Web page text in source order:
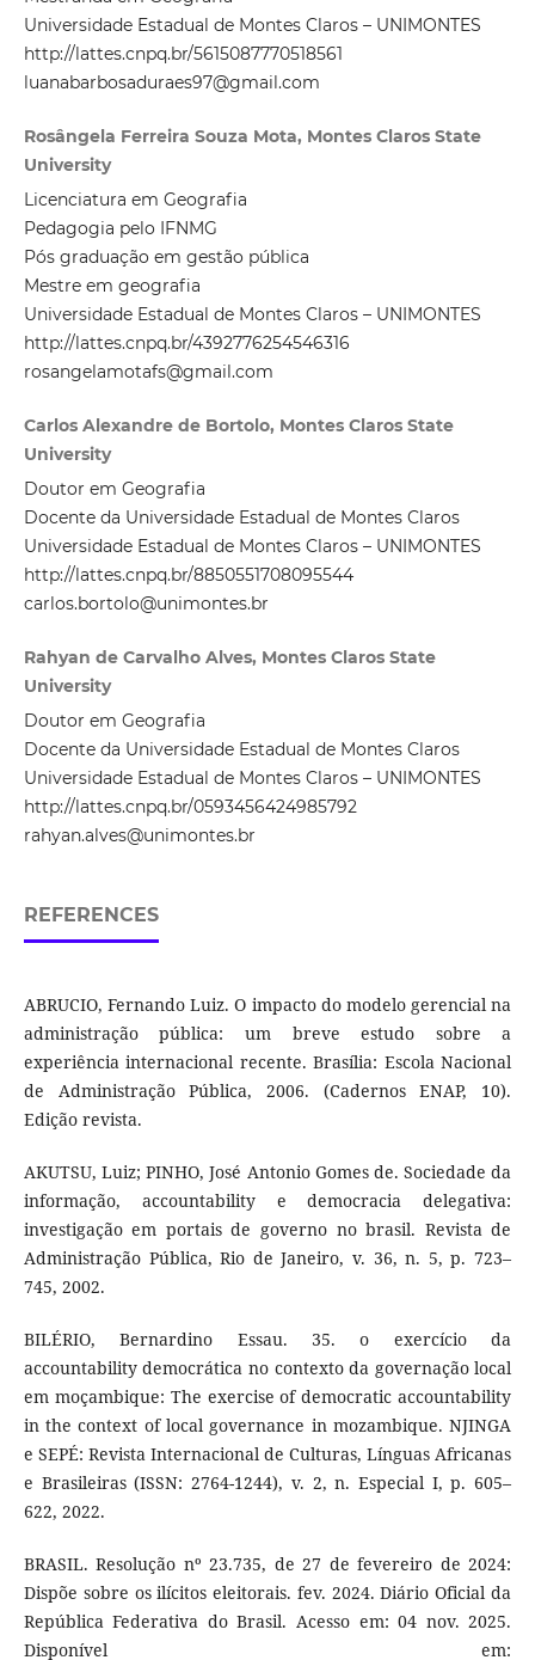
Universidade Estadual de Montes Claros – UNIMONTES
http://lattes.cnpq.br/5615087770518561
luanabarbosaduraes97@gmail.com
Rosângela Ferreira Souza Mota, Montes Claros State
University
Licenciatura em Geografia
Pedagogia pelo IFNMG
Pós graduação em gestão pública
Mestre em geografia
Universidade Estadual de Montes Claros – UNIMONTES
http://lattes.cnpq.br/4392776254546316
rosangelamotafs@gmail.com
Carlos Alexandre de Bortolo, Montes Claros State
University
Doutor em Geografia
Docente da Universidade Estadual de Montes Claros
Universidade Estadual de Montes Claros – UNIMONTES
http://lattes.cnpq.br/8850551708095544
carlos.bortolo@unimontes.br
Rahyan de Carvalho Alves, Montes Claros State
University
Doutor em Geografia
Docente da Universidade Estadual de Montes Claros
Universidade Estadual de Montes Claros – UNIMONTES
http://lattes.cnpq.br/0593456424985792
rahyan.alves@unimontes.br
REFERENCES
ABRUCIO, Fernando Luiz. O impacto do modelo gerencial na
administração pública: um breve estudo sobre a
experiência internacional recente. Brasília: Escola Nacional
de Administração Pública, 2006. (Cadernos ENAP, 10).
Edição revista.
AKUTSU, Luiz; PINHO, José Antonio Gomes de. Sociedade da
informação, accountability e democracia delegativa:
investigação em portais de governo no brasil. Revista de
Administração Pública, Rio de Janeiro, v. 36, n. 5, p. 723–
745, 2002.
BILÉRIO, Bernardino Essau. 35. o exercício da
accountability democrática no contexto da governação local
em moçambique: The exercise of democratic accountability
in the context of local governance in mozambique. NJINGA
e SEPÉ: Revista Internacional de Culturas, Línguas Africanas
e Brasileiras (ISSN: 2764-1244), v. 2, n. Especial I, p. 605–
622, 2022.
BRASIL. Resolução nº 23.735, de 27 de fevereiro de 2024:
Dispõe sobre os ilícitos eleitorais. fev. 2024. Diário Oficial da
República Federativa do Brasil. Acesso em: 04 nov. 2025.
Disponível em: